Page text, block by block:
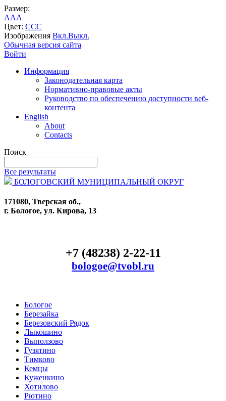
Размер:
AAA
Цвет: CCC
Изображения Вкл.Выкл.
Обычная версия сайта
Войти
Информация
Законодательная карта
Нормативно-правовые акты
Руководство по обеспечению доступности веб-
контента
English
About
Contacts
Поиск
Все результаты
БОЛОГОВСКИЙ МУНИЦИПАЛЬНЫЙ ОКРУГ
171080, Тверская об.,
г. Бологое, ул. Кирова, 13
+7 (48238) 2-22-11
bologoe@tvobl.ru
Бологое
Березайка
Березовский Рядок
Лыкошино
Выползово
Гузятино
Тимково
Кемцы
Куженкино
Хотилово
Рютино